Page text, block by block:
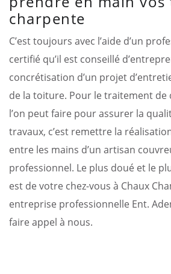
charpente
C’est toujours avec l’aide d’un
certifié qu’il est conseillé
concrétisation d’un projet
de la toiture. Pour le traitement de
l’on peut faire pour assurer la
travaux, c’est remettre la
entre les mains d’un artisan
professionnel. Le plus doué et le
est de votre chez-vous à Chaux
entreprise professionnelle Ent.
faire appel à nous.